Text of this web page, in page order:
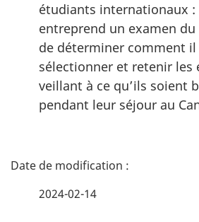
étudiants internationaux :
entreprend un examen
de déterminer comment
sélectionner et retenir
veillant à ce qu’ils soient
pendant leur séjour au
D
2024-02-14